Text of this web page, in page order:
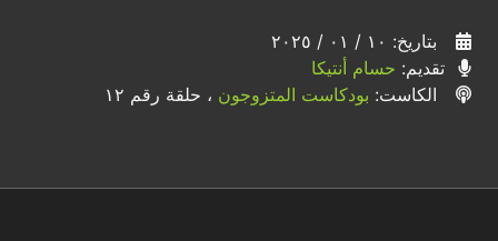
بتاريخ: ١٠ / ٠١ / ٢٠٢٥
تقديم: حسام أنتيكا
الكاست: بودكاست المتزوجون ، حلقة رقم ١٢